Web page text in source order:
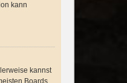
kann
kannst
Boards